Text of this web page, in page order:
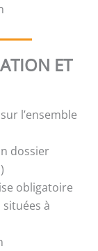
ET
l’ensemble
dossier
obligatoire
à